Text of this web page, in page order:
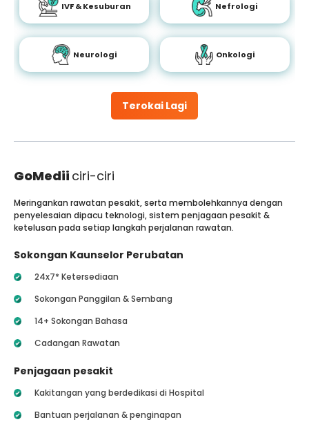
Terokai Lagi
IVF & Kesuburan Nefrologi
Neurologi Onkologi
GoMedii ciri-ciri
Meringankan rawatan pesakit, serta membolehkannya dengan
penyelesaian dipacu teknologi, sistem penjagaan pesakit &
ketelusan pada setiap langkah perjalanan rawatan.
Sokongan Kaunselor Perubatan
24x7* Ketersediaan
Sokongan Panggilan & Sembang
14+ Sokongan Bahasa
Cadangan Rawatan
Penjagaan pesakit
Kakitangan yang berdedikasi di Hospital
Bantuan perjalanan & penginapan